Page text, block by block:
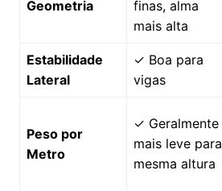
Geometria
finas, alma
mais alta
Estabilidade
Lateral
✓ Boa para
vigas
Peso por
Metro
✓ Geralmente
mais leve para
mesma altura